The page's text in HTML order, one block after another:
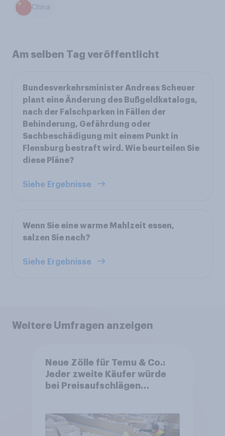
China
Am selben Tag veröffentlicht
Bundesverkehrsminister Andreas Scheuer
plant eine Änderung des Bußgeldkatalogs,
nach der Falschparken in Fällen der
Behinderung, Gefährdung oder
Sachbeschädigung mit einem Punkt in
Flensburg bestraft wird. Wie beurteilen Sie
diese Pläne?
Siehe Ergebnisse
Wenn Sie eine warme Mahlzeit essen,
salzen Sie nach?
Siehe Ergebnisse
Weitere Umfragen anzeigen
Neue Zölle für Temu & Co.:
Jeder zweite Käufer würde
bei Preisaufschlägen